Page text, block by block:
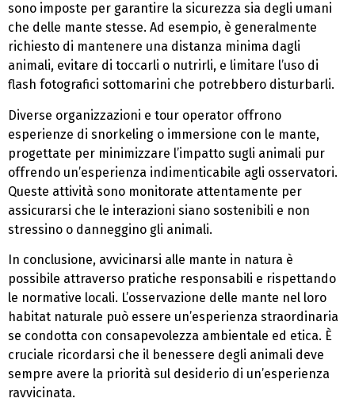
sono imposte per garantire la sicurezza sia degli umani
che delle mante stesse. Ad esempio, è generalmente
richiesto di mantenere una distanza minima dagli
animali, evitare di toccarli o nutrirli, e limitare l’uso di
flash fotografici sottomarini che potrebbero disturbarli.
Diverse organizzazioni e tour operator offrono
esperienze di snorkeling o immersione con le mante,
progettate per minimizzare l’impatto sugli animali pur
offrendo un’esperienza indimenticabile agli osservatori.
Queste attività sono monitorate attentamente per
assicurarsi che le interazioni siano sostenibili e non
stressino o danneggino gli animali.
In conclusione, avvicinarsi alle mante in natura è
possibile attraverso pratiche responsabili e rispettando
le normative locali. L’osservazione delle mante nel loro
habitat naturale può essere un’esperienza straordinaria
se condotta con consapevolezza ambientale ed etica. È
cruciale ricordarsi che il benessere degli animali deve
sempre avere la priorità sul desiderio di un’esperienza
ravvicinata.